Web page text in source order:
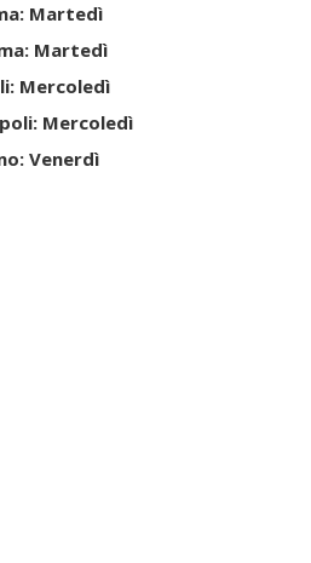
Martedì
Martedì
Mercoledì
Mercoledì
Venerdì